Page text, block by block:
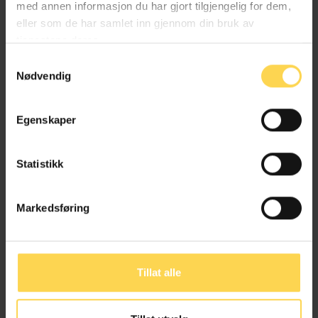
med annen informasjon du har gjort tilgjengelig for dem,
eller som de har samlet inn gjennom din bruk av
tjenestene deres.
Nødvendig
Egenskaper
Statistikk
Markedsføring
Tillat alle
Som Norges eneste rendyrkede juridiske
forlag har Karnov utviklet en bred
kundeportefølje innen offentlig sektor,...